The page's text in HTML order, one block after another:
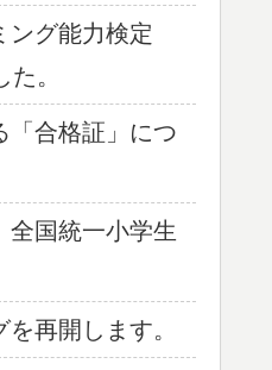
ング能力検定
。
「合格証」につ
全国統一小学生
を再開します。